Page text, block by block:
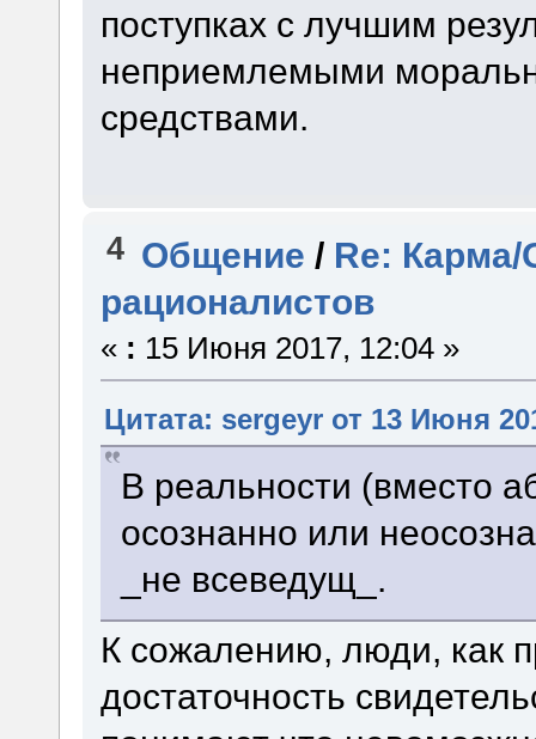
поступках с лучшим
неприемлемыми
средствами.
4 Общение / Re: Карма/
рационалистов
« : 15 Июня 2017, 12:04 »
Цитата: sergeyr от 13 Июня
В реальности (вместо
осознанно или
_не всеведущ_.
К сожалению, люди, как
достаточность